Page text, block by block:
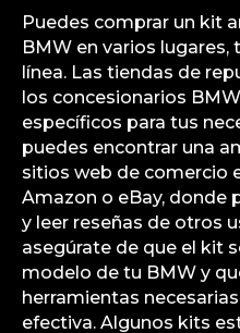
Puedes comprar un kit
BMW en varios
línea. Las tiendas de
los concesionarios
específicos para tus
puedes encontrar una
sitios web de comercio
Amazon o eBay, donde
y leer reseñas de otros
asegúrate de que el kit
modelo de tu BMW y
herramientas
efectiva. Algunos kits